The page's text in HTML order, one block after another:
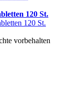
120 St.
vorbehalten